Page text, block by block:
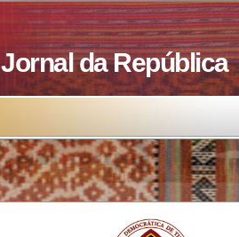
Jornal da República